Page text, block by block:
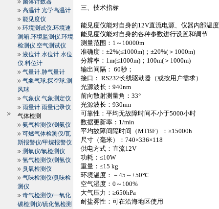
菌落计数器
高温计.光学高温计
能见度仪
环境测试仪.环境速
测箱.环境监测仪.环境
检测仪.空气测试仪
液位计.水位计.水位
仪.料位计
气量计.肺气量计
气象气球.探空球.测
风球
气象仪.气象测定仪
雨量计.雨量记录仪
气体检测
氨气检测仪/测氨仪
可燃气体检测仪/瓦
斯报警仪/甲烷报警仪
测氡仪/氡检测仪
氢气检测仪/测氢仪
臭氧检测仪
气味检测仪/臭味检
测仪
毒气检测仪/一氧化
碳检测仪/硫化氢检测
三、技术指标
能见度仪能对自身的12V直流电源、仪器内部温
能见度仪能对自身的各种参数进行设置和调节
测量范围： 1 ～ 10000m
准确度：±2%(≤1000m) ；±20%( ＞ 1000m)
分辨率： 1m(≤1000m) ； 100m( ＞ 1000m)
输出间隔： 60秒；
接口： RS232长线驱动器（或按用户需求）
光源波长：940nm
前向散射测量角：33°
光源波长：930nm
可靠性：平均无故障时间不小于5000小时
数据更新率： 1/min
平均故障间隔时间（MTBF）：≥15000h
尺寸（毫米）：740×336×118
供电方式：直流12V
功耗：≤10W
重量：≤15 kg
环境温度：－45 ～+50℃
空气湿度：0 ～ 100%
大气压力：≥650hPa
耐盐雾性：可在沿海地区使用